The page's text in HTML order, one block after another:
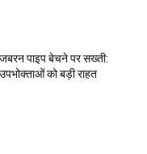
पाइप बेचने पर सख्ती:
को बड़ी राहत